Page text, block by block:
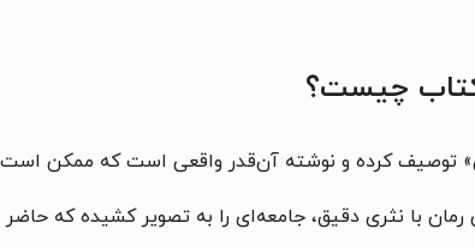
کتاب چیست؟
توصیف کرده و نوشته آن‌قدر واقعی است که ممکن است
با نثری دقیق، جامعه‌ای را به تصویر کشیده که حاضر